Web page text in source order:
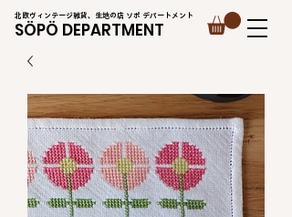
北欧ヴィンテージ雑貨、生地の店 ソポ デパートメント
SÖPÖ DEPARTMENT